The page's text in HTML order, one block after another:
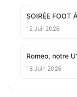
SOIRÉE FOOT
12 Juil 2026
Romeo, notre
18 Juin 2026